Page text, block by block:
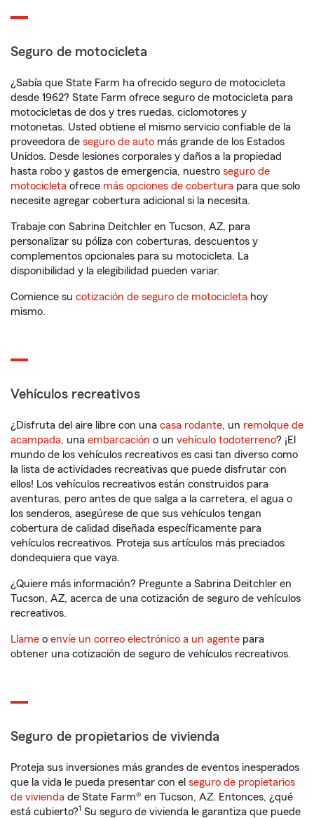
Seguro de motocicleta
¿Sabía que State Farm ha ofrecido seguro de motocicleta
desde 1962? State Farm ofrece seguro de motocicleta para
motocicletas de dos y tres ruedas, ciclomotores y
motonetas. Usted obtiene el mismo servicio confiable de la
proveedora de seguro de auto más grande de los Estados
Unidos. Desde lesiones corporales y daños a la propiedad
hasta robo y gastos de emergencia, nuestro seguro de
motocicleta ofrece más opciones de cobertura para que solo
necesite agregar cobertura adicional si la necesita.
Trabaje con Sabrina Deitchler en Tucson, AZ, para
personalizar su póliza con coberturas, descuentos y
complementos opcionales para su motocicleta. La
disponibilidad y la elegibilidad pueden variar.
Comience su cotización de seguro de motocicleta hoy
mismo.
Vehículos recreativos
¿Disfruta del aire libre con una casa rodante, un remolque de
acampada, una embarcación o un vehículo todoterreno? ¡El
mundo de los vehículos recreativos es casi tan diverso como
la lista de actividades recreativas que puede disfrutar con
ellos! Los vehículos recreativos están construidos para
aventuras, pero antes de que salga a la carretera, el agua o
los senderos, asegúrese de que sus vehículos tengan
cobertura de calidad diseñada específicamente para
vehículos recreativos. Proteja sus artículos más preciados
dondequiera que vaya.
¿Quiere más información? Pregunte a Sabrina Deitchler en
Tucson, AZ, acerca de una cotización de seguro de vehículos
recreativos.
Llame o envíe un correo electrónico a un agente para
obtener una cotización de seguro de vehículos recreativos.
Seguro de propietarios de vivienda
Proteja sus inversiones más grandes de eventos inesperados
que la vida le pueda presentar con el seguro de propietarios
de vivienda de State Farm® en Tucson, AZ. Entonces, ¿qué
está cubierto?1 Su seguro de vivienda le garantiza que puede